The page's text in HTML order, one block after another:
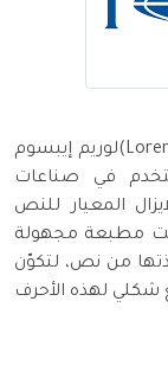
في صناعات
المعيار للنص
مطبعة مجهولة
من نص، لتكوّن